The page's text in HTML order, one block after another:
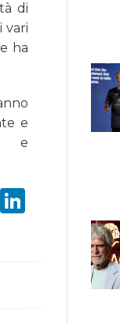
di
vari
ha
e
e
X LinkedIn